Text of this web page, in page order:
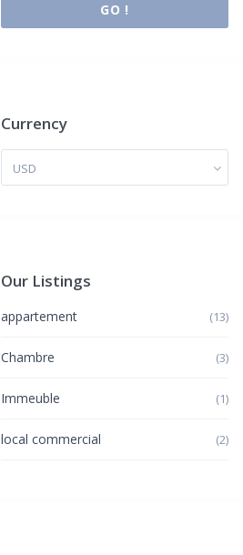
GO !
Currency
USD
Our Listings
appartement (13)
Chambre (3)
Immeuble (1)
local commercial (2)